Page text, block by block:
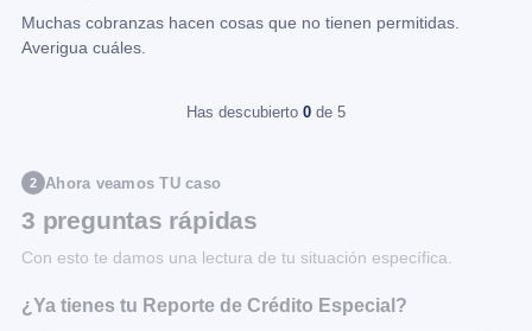
Muchas cobranzas hacen cosas que no tienen permitidas.
Averigua cuáles.
Has descubierto 0 de 5
2 Ahora veamos TU caso
3 preguntas rápidas
Con esto te damos una lectura de tu situación específica.
¿Ya tienes tu Reporte de Crédito Especial?